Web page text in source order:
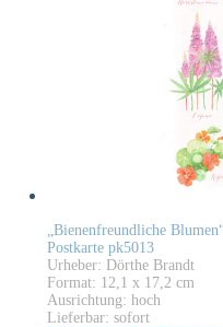
„Bienenfreundliche
Postkarte pk5013
Urheber: Dörthe Brandt
Format: 12,1 x 17,2 cm
Ausrichtung: hoch
Lieferbar: sofort